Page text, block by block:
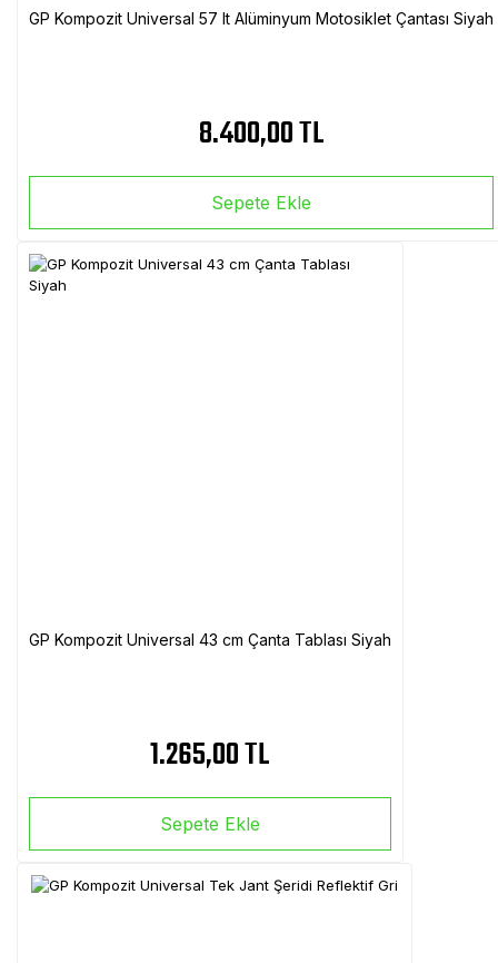
GP Kompozit Universal 57 lt Alüminyum Motosiklet Çantası Siyah
8.400,00 TL
Sepete Ekle
GP Kompozit Universal 43 cm Çanta Tablası Siyah
1.265,00 TL
Sepete Ekle